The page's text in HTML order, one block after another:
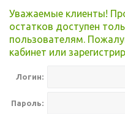
Уважаемые клиенты!
остатков доступен
пользователям.
кабинет или
Логин:
Пароль: